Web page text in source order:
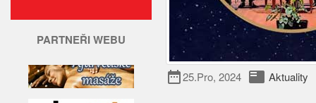
PARTNEŘI WEBU
date_range25.Pro, 2024 featured_play_list Aktuality